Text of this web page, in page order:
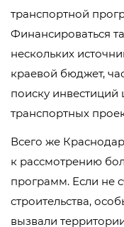
транспортной
Финансироваться
нескольких
краевой бюджет,
поиску
транспортных
Всего же
к рассмотрению
программ. Если не
строительства,
вызвали